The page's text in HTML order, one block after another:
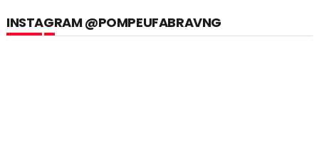
INSTAGRAM @POMPEUFABRAVNG